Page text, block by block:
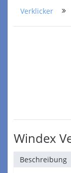
Verklicker
Windex
Beschreibung